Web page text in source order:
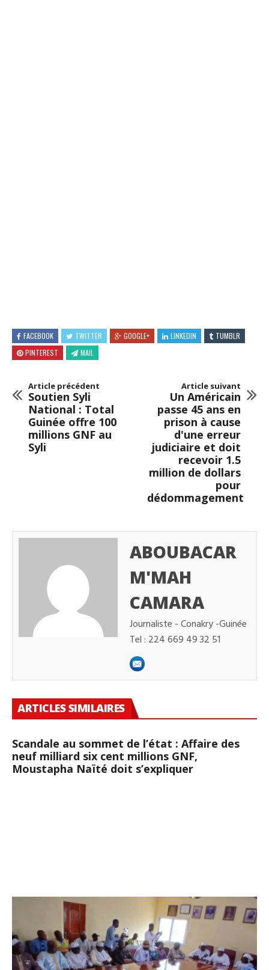
FACEBOOK TWITTER GOOGLE+ LINKEDIN
TUMBLR
PINTEREST
MAIL
Article précédent
Soutien Syli
National : Total
Guinée offre 100
millions GNF au
Syli
Article suivant
Un Américain
passe 45 ans en
prison à cause
d'une erreur
judiciaire et doit
recevoir 1.5
million de dollars
pour
dédommagement
ABOUBACAR
M'MAH
CAMARA
Journaliste - Conakry -Guinée
Tel : 224 669 49 32 51
ARTICLES SIMILAIRES
Scandale au sommet de l’état : Affaire des
neuf milliard six cent millions GNF,
Moustapha Naïté doit s’expliquer